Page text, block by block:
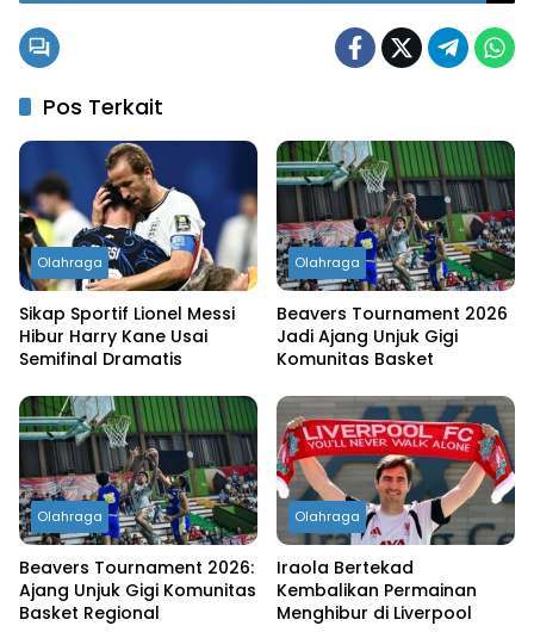
Pos Terkait
Olahraga
Sikap Sportif Lionel Messi
Hibur Harry Kane Usai
Semifinal Dramatis
Olahraga
Beavers Tournament 2026
Jadi Ajang Unjuk Gigi
Komunitas Basket
Olahraga
Beavers Tournament 2026:
Ajang Unjuk Gigi Komunitas
Basket Regional
Olahraga
Iraola Bertekad
Kembalikan Permainan
Menghibur di Liverpool